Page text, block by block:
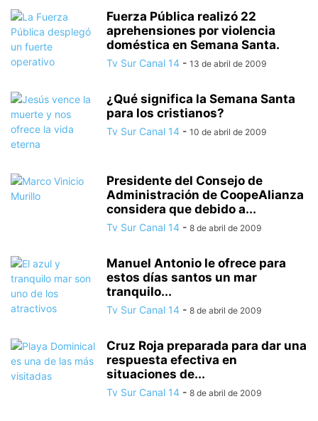
Fuerza Pública realizó 22
aprehensiones por violencia
doméstica en Semana Santa.
Tv Sur Canal 14 - 13 de abril de 2009
¿Qué significa la Semana Santa
para los cristianos?
Tv Sur Canal 14 - 10 de abril de 2009
Presidente del Consejo de
Administración de CoopeAlianza
considera que debido a...
Tv Sur Canal 14 - 8 de abril de 2009
Manuel Antonio le ofrece para
estos días santos un mar
tranquilo...
Tv Sur Canal 14 - 8 de abril de 2009
Cruz Roja preparada para dar una
respuesta efectiva en
situaciones de...
Tv Sur Canal 14 - 8 de abril de 2009